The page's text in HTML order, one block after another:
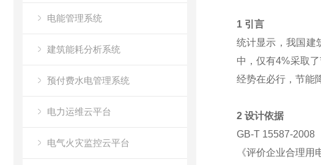
电能管理系统
建筑能耗分析系统
预付费水电管理系统
电力运维云平台
电气火灾监控云平台
1 引言
统计显示，我国建
中，仅有4%采取
经势在必行，节能
2 设计依据
GB-T 15587-2008
《评价企业合理用